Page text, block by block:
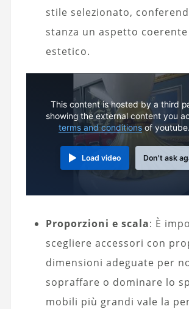
stile selezionato,
stanza un aspetto coerente
estetico.
This content is hosted by a third
showing the external content you
terms and conditions of
Load video Don't ask
Proporzioni e scala: È
scegliere accessori con
dimensioni adeguate per
sopraffare o dominare lo
mobili più grandi vale la